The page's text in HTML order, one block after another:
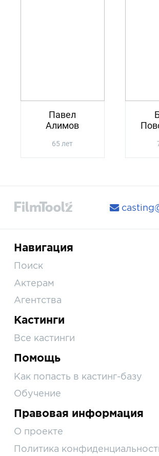
Павел
Алимов
65 лет
Навигация
Поиск
Актерам
Агентства
Кастинги
Все кастинги
Помощь
Как попасть в кастинг-базу
Обучение
Правовая информация
О проекте
Политика